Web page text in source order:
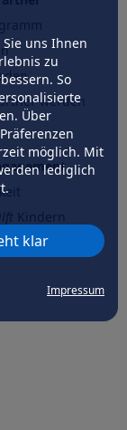
uns Ihnen
zu
So
Über
möglich. Mit
lediglich
klar
Impressum
werden
der Natur